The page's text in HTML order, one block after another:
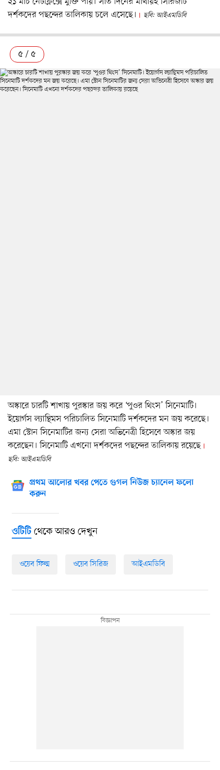
দর্শকদের পছন্দের তালিকায় চলে এসেছে।
ছবি: আইএমডিবি
৫ / ৫
অস্কারে চারটি শাখায় পুরস্কার জয় করে ‘পুওর থিংস’ সিনেমাটি।
ইয়োর্গস ল্যান্থিমস পরিচালিত সিনেমাটি দর্শকদের মন জয় করেছে।
এমা স্টোন সিনেমাটির জন্য সেরা অভিনেত্রী হিসেবে অস্কার জয়
করেছেন। সিনেমাটি এখনো দর্শকদের পছন্দের তালিকায় রয়েছে
ছবি: আইএমডিবি
প্রথম আলোর খবর পেতে গুগল নিউজ চ্যানেল ফলো
করুন
ওটিটিথেকে আরও দেখুন
ওয়েব ফিল্ম ওয়েব সিরিজ আইএমডিবি